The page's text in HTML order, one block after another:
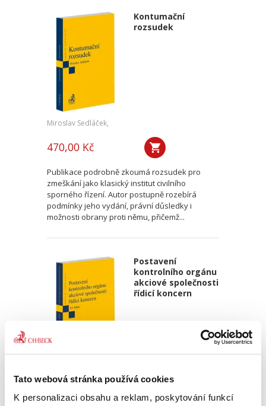
Tato webová stránka používá cookies
K personalizaci obsahu a reklam, poskytování funkcí
Kontumační
rozsudek
Miroslav Sedláček,
470,00 Kč
Publikace podrobně zkoumá rozsudek pro
zmeškání jako klasický institut civilního
sporného řízení. Autor postupně rozebírá
podmínky jeho vydání, právní důsledky i
možnosti obrany proti němu, přičemž...
Postavení
kontrolního orgánu
akciové společnosti
řídicí koncern
350,00 Kč